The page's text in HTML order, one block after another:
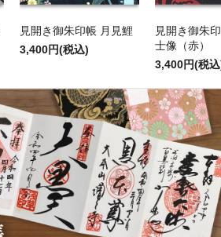
見開き御朱印帳 月見鯉
3,400円(税込)
見開き御朱
士像（赤）
3,400円(税